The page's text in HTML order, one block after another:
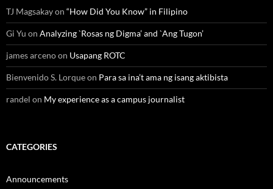
TJ Magsakayon “How Did You Know” in Filipino
Gi Yu on Analyzing `Rosas ng Digma’ and `Ang Tugon’
james arcenoon Usapang ROTC
Bienvenido S. Lorqueon Para sa ina’t ama ng isang aktibista
randel on My experience as a campus journalist
CATEGORIES
Announcements